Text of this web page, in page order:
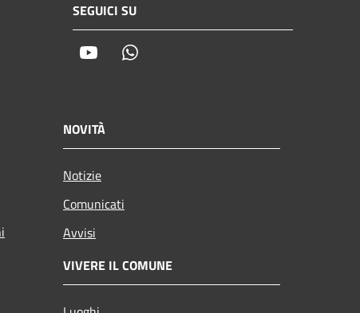
SEGUICI SU
Youtube
NOVITÀ
Notizie
Comunicati
Avvisi
VIVERE IL COMUNE